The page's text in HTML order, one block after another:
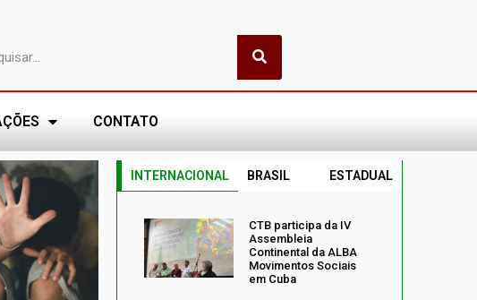
CONTATO
INTERNACIONAL BRASIL ESTADUAL
CTB participa da IV
Assembleia
Continental da ALBA
Movimentos Sociais
em Cuba